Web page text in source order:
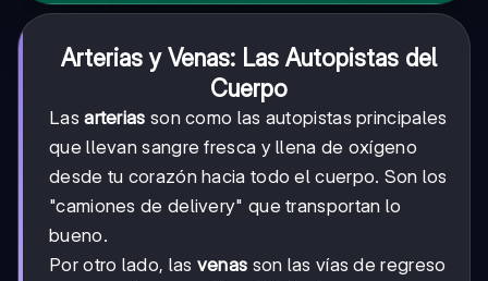
Arterias y Venas: Las Autopistas del
Cuerpo
Lasarterias son como las autopistas principales
que llevan sangre fresca y llena de oxígeno
desde tu corazón hacia todo el cuerpo. Son los
"camiones de delivery" que transportan lo
bueno.
Por otro lado, las venas son las vías de regreso